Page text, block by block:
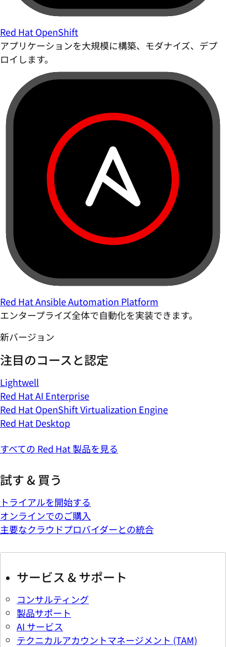
Red Hat OpenShift
アプリケーションを大規模に構築、モダナイズ、デプ
ロイします。
Red Hat Ansible Automation Platform
エンタープライズ全体で自動化を実装できます。
新バージョン
注目のコースと認定
Lightwell
Red Hat AI Enterprise
Red Hat OpenShift Virtualization Engine
Red Hat Desktop
すべての Red Hat 製品を見る
試す & 買う
トライアルを開始する
オンラインでのご購入
主要なクラウドプロバイダーとの統合
サービス & サポート
コンサルティング
製品サポート
AI サービス
テクニカルアカウントマネージメント (TAM)